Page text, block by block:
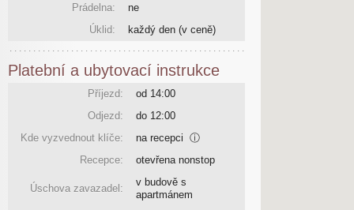
Prádelna:
ne
Úklid:
každý den (v ceně)
Platební a ubytovací instrukce
Příjezd:
od 14:00
Odjezd:
do 12:00
Kde vyzvednout klíče:
na recepci ⓘ
Recepce:
otevřena nonstop
Úschova zavazadel:
v budově s
apartmánem